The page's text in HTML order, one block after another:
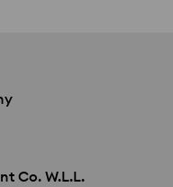
Co. W.L.L.